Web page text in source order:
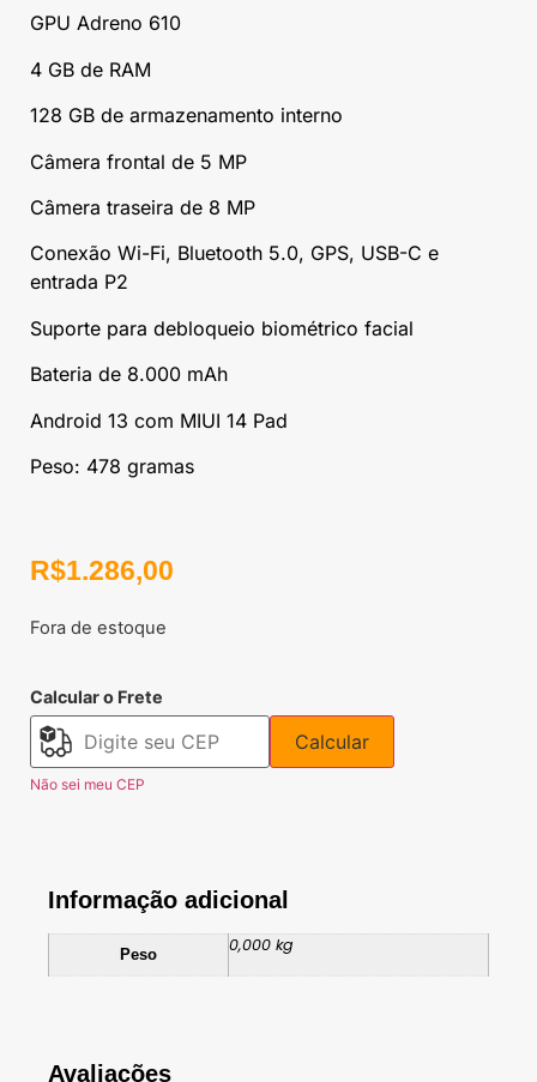
GPU Adreno 610
4 GB de RAM
128 GB de armazenamento interno
Câmera frontal de 5 MP
Câmera traseira de 8 MP
Conexão Wi-Fi, Bluetooth 5.0, GPS, USB-C e
entrada P2
Suporte para debloqueio biométrico facial
Bateria de 8.000 mAh
Android 13 com MIUI 14 Pad
Peso: 478 gramas
R$1.286,00
Fora de estoque
Calcular o Frete
Calcular
Não sei meu CEP
Informação adicional
Peso 0,000 kg
Avaliações